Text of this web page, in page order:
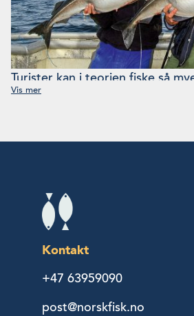
Turister kan i teorien fiske så
å selge fangsten er grensen to
Kontakt
+47 63959090
post@norskfisk.no